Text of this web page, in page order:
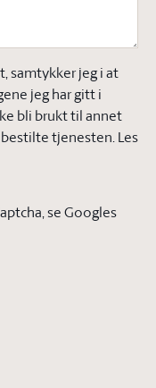
samtykker jeg i at
jeg har gitt i
bli brukt til annet
tjenesten. Les
se Googles